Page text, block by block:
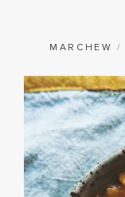
MARCHEW /